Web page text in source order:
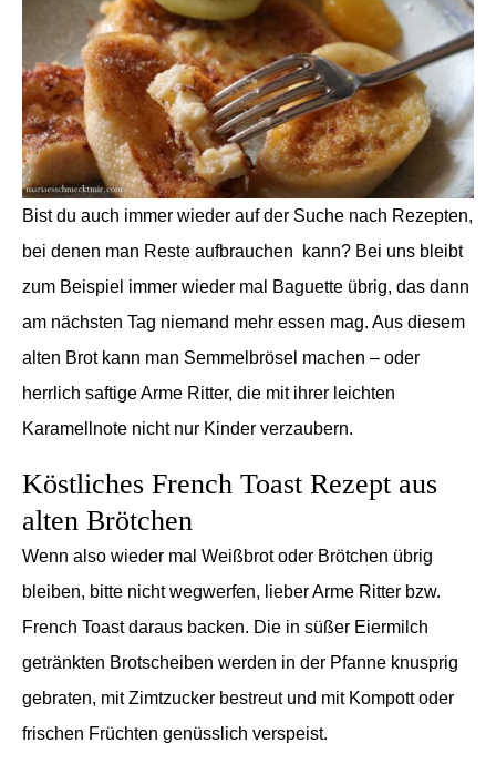
Bist du auch immer wieder auf der Suche nach Rezepten,
bei denen man Reste aufbrauchen kann? Bei uns bleibt
zum Beispiel immer wieder mal Baguette übrig, das dann
am nächsten Tag niemand mehr essen mag. Aus diesem
alten Brot kann man Semmelbrösel machen – oder
herrlich saftige Arme Ritter, die mit ihrer leichten
Karamellnote nicht nur Kinder verzaubern.
Köstliches French Toast Rezept aus
alten Brötchen
Wenn also wieder mal Weißbrot oder Brötchen übrig
bleiben, bitte nicht wegwerfen, lieber Arme Ritter bzw.
French Toast daraus backen. Die in süßer Eiermilch
getränkten Brotscheiben werden in der Pfanne knusprig
gebraten, mit Zimtzucker bestreut und mit Kompott oder
frischen Früchten genüsslich verspeist.